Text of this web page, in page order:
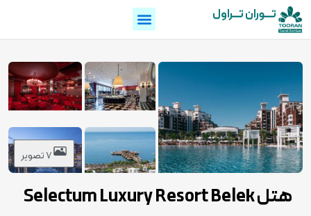
تـــوران تـــراول
7 تصویر
هتل Selectum Luxury Resort Belek